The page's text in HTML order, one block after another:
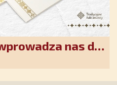
nas do
Nasz pakiet